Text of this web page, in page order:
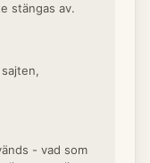
stängas av.
- vad som